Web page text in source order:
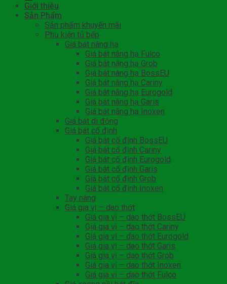
Giới thiệu
Sản Phẩm
Sản phẩm khuyến mãi
Phụ kiện tủ bếp
Giá bát nâng hạ
Giá bát nâng hạ Fulco
Giá bát nâng hạ Grob
Giá bát nâng hạ BossEU
Giá bát nâng hạ Cariny
Giá bát nâng hạ Eurogold
Giá bát nâng hạ Garis
Giá bát nâng hạ Inoxen
Giá bát di động
Giá bát cố định
Giá bát cố định BossEU
Giá bát cố định Cariny
Giá bát cố định Eurogold
Giá bát cố định Garis
Giá bát cố định Grob
Giá bát cố định Inoxen
Tay nâng
Giá gia vị – dao thớt
Giá gia vị – dao thớt BossEU
Giá gia vị – dao thớt Cariny
Giá gia vị – dao thớt Eurogold
Giá gia vị – dao thớt Garis
Giá gia vị – dao thớt Grob
Giá gia vị – dao thớt Inoxen
Giá gia vị – dao thớt Fulco